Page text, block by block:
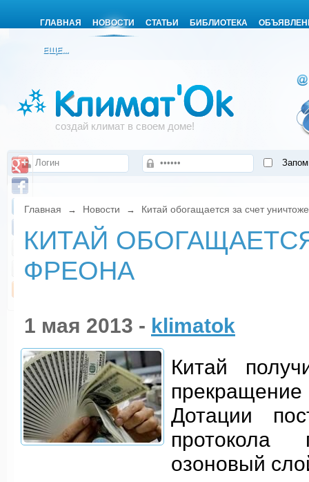
ГЛАВНАЯ НОВОСТИ СТАТЬИ БИБЛИОТЕКА
ЕЩЕ...
создай климат в своем доме!
Главная → Новости → Китай обогащается за счет
КИТАЙ
ФРЕОНА
1 мая 2013 - klimatok
Китай
Дотации
озоновый